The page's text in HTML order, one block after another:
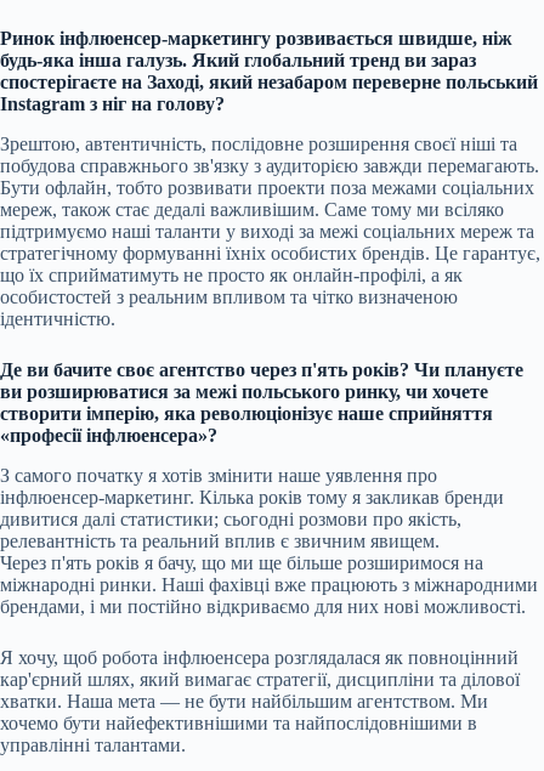
Ринок інфлюенсер-маркетингу розвивається швидше, ніж
будь-яка інша галузь. Який глобальний тренд ви зараз
спостерігаєте на Заході, який незабаром переверне польський
Instagram з ніг на голову?
Зрештою, автентичність, послідовне розширення своєї ніші та
побудова справжнього зв'язку з аудиторією завжди перемагають.
Бути офлайн, тобто розвивати проекти поза межами соціальних
мереж, також стає дедалі важливішим. Саме тому ми всіляко
підтримуємо наші таланти у виході за межі соціальних мереж та
стратегічному формуванні їхніх особистих брендів. Це гарантує,
що їх сприйматимуть не просто як онлайн-профілі, а як
особистостей з реальним впливом та чітко визначеною
ідентичністю.
Де ви бачите своє агентство через п'ять років? Чи плануєте
ви розширюватися за межі польського ринку, чи хочете
створити імперію, яка революціонізує наше сприйняття
«професії інфлюенсера»?
З самого початку я хотів змінити наше уявлення про
інфлюенсер-маркетинг. Кілька років тому я закликав бренди
дивитися далі статистики; сьогодні розмови про якість,
релевантність та реальний вплив є звичним явищем.
Через п'ять років я бачу, що ми ще більше розширимося на
міжнародні ринки. Наші фахівці вже працюють з міжнародними
брендами, і ми постійно відкриваємо для них нові можливості.
Я хочу, щоб робота інфлюенсера розглядалася як повноцінний
кар'єрний шлях, який вимагає стратегії, дисципліни та ділової
хватки. Наша мета — не бути найбільшим агентством. Ми
хочемо бути найефективнішими та найпослідовнішими в
управлінні талантами.